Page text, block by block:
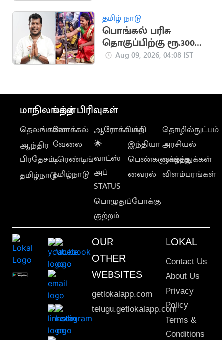
தமிழ் நாடு
பொங்கல் பரிசு
தொகுப்பிற்கு ரூ.300
கோடி ஒதுக்கீடு:
Aug 09, 2026, 04:08 IST
மாநிலங்கள்
தெலங்கானா
ஆந்திர
பிரதேசம்
தமிழ்நாடு
மற்ற பிரிவுகள்
லோக்கல்
வேலை
டிரெண்டிங்
தமிழ்நாடு
ஆரோக்கியம்
🌟
வாட்ஸ்
அப்
STATUS
பொழுதுப்போக்கு
குற்றம்
பக்தி
இந்தியா
பெண்களுக்காக
வைரல்
தொழில்நுட்பம்
அரசியல்
வாழ்த்துக்கள்
விளம்பரங்கள்
OUR
OTHER
WEBSITES
getlokalapp.com
telugu.getlokalapp.com
LOKAL
Contact Us
About Us
Privacy
Policy
Terms &
Conditions